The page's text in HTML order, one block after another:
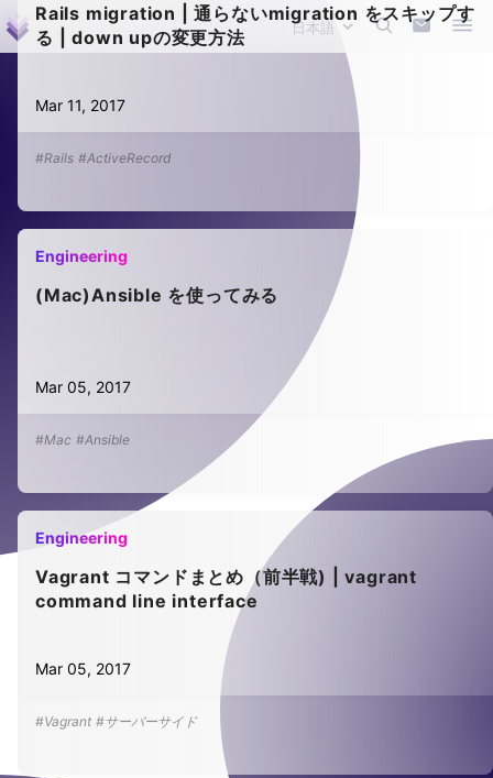
Rails migration | 通らないmigration をスキップす
る | down upの変更方法
Mar 11, 2017
#Rails #ActiveRecord
Engineering
(Mac)Ansible を使ってみる
Mar 05, 2017
#Mac #Ansible
Engineering
Vagrant コマンドまとめ（前半戦) | vagrant
command line interface
Mar 05, 2017
#Vagrant #サーバーサイド